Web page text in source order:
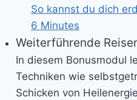
So kannst du dich
6 Minutes
Weiterführende
In diesem Bonusmodul
Techniken wie
Schicken von